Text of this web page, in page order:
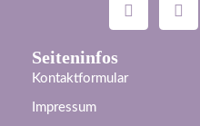
Seiteninfos
Kontaktformular
Impressum